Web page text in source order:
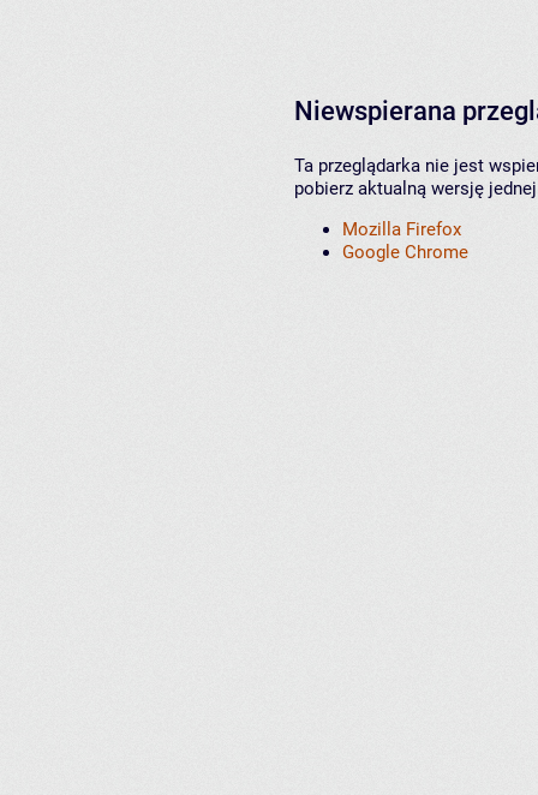
Niewspierana
Ta przeglądarka nie jest
pobierz aktualną wersję
Mozilla Firefox
Google Chrome